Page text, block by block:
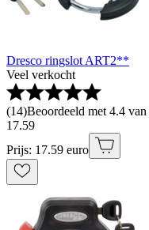
Dresco ringslot ART2**
Veel verkocht
(14)Beoordeeld met 4.4
17.59
Prijs: 17.59 euro